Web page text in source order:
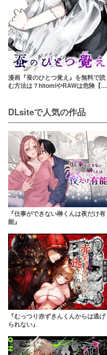
漫画『蚕のひとつ覚え』を無料で読
む方法は？hitomiやRAWは危険【ワ
DLsiteで人気の作品
『仕事ができない榊くんは夜だけ有
能』
『むっつり赤ずきんくんからは逃げ
られない』